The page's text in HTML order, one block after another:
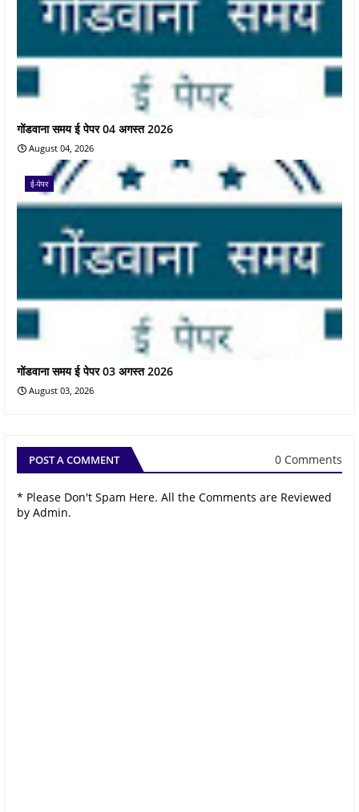
गोंडवाना समय ई पेपर 04 अगस्त 2026
August 04, 2026
ई-पेपर
गोंडवाना समय ई पेपर 03 अगस्त 2026
August 03, 2026
POST A COMMENT 0 Comments
* Please Don't Spam Here. All the Comments are Reviewed
by Admin.